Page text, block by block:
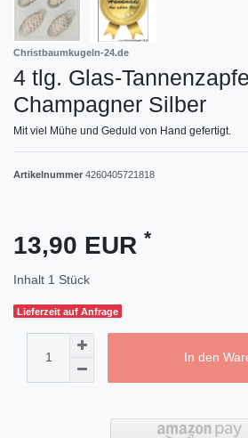
Christbaumkugeln-24.de
4 tlg. Glas-
Champagner Silber
Mit viel Mühe und Geduld von Hand gefertigt.
Artikelnummer 4260405721818
13,90 EUR *
Inhalt 1 Stück
Lieferzeit auf Anfrage
In den